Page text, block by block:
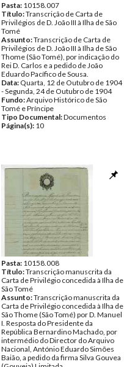
Pasta: 10158.007
Título:Transcrição de Carta de
Privilégios de D. João III à Ilha de São
Tomé
Assunto:Transcrição de Carta de
Privilégios de D. João III à Ilha de São
Thome (São Tomé), por indicação do
Rei D. Carlos e a pedido de João
Eduardo Pacífico de Sousa.
Data: Quarta, 12 de Outubro de 1904
- Segunda, 24 de Outubro de 1904
Fundo:Arquivo Histórico de São
Tomé e Príncipe
Tipo Documental:Documentos
Página(s): 10
Pasta: 10158.008
Título:Transcrição manuscrita da
Carta de Privilégio concedida à Ilha de
São Tomé
Assunto:Transcrição manuscrita da
Carta de Privilégio concedida à Ilha de
São Thome (São Tomé) por D. Manuel
I. Resposta do Presidente da
República Bernardino Machado, por
intermédio do Director do Arquivo
Nacional, António Eduardo Simões
Baião, a pedido da firma Silva Gouvea